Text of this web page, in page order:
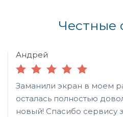
Честные
Андрей
Заманили экран в моем
осталась полностью
новый! Спасибо сервису